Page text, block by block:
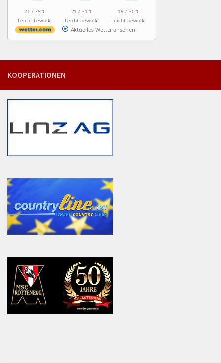
21 / 35°C
Leicht bewölkt
21 / 31°C
Leicht bewölkt
19 / 30°C
Leicht bewölkt
Aktuelles Wetter ansehen
KOOPERATIONEN